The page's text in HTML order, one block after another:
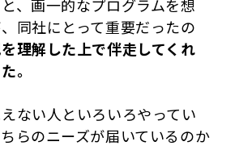
、画一的なプログラムを想
同社にとって重要だったの
理解した上で伴走してくれ
。
ない人といろいろやってい
らのニーズが届いているのか